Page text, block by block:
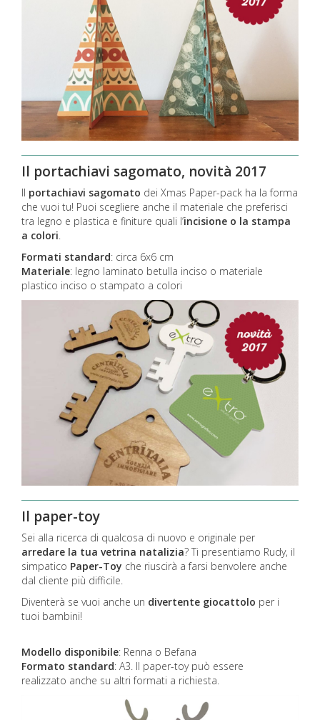
Il portachiavi sagomato, novità 2017
Il portachiavi sagomato dei Xmas Paper-pack ha la forma
che vuoi tu! Puoi scegliere anche il materiale che preferisci
tra legno e plastica e finiture quali l’incisione o la stampa
a colori
Formati standard: circa 6x6 cm
Materiale: legno laminato betulla inciso o materiale
plastico inciso o stampato a colori
Il paper-toy
Sei alla ricerca di qualcosa di nuovo e originale per
arredare la tua vetrina natalizia? Ti presentiamo Rudy, il
simpatico Paper-Toy che riuscirà a farsi benvolere anche
dal cliente più difficile.
Diventerà se vuoi anche un divertente giocattolo per i
tuoi bambini!
Modello disponibile: Renna o Befana
Formato standard: A3. Il paper-toy può essere
realizzato anche su altri formati a richiesta.